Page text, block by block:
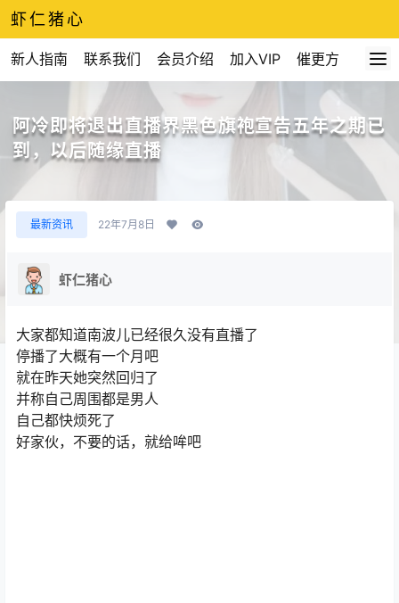
虾仁猪心
新人指南 联系我们 会员介绍 加入VIP 催更方式
阿冷即将退出直播界黑色旗袍宣告五年之期已
到，以后随缘直播
最新资讯 22年7月8日
虾仁猪心
大家都知道南波儿已经很久没有直播了
停播了大概有一个月吧
就在昨天她突然回归了
并称自己周围都是男人
自己都快烦死了
好家伙，不要的话，就给哞吧